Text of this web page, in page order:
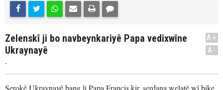
Zelenskî ji bo navbeynkariyê Papa vedixwîne
Ukraynayê
.
A+
A-
Serokê Ukraynayê bang li Papa Francis kir, serdana welatê wî bike